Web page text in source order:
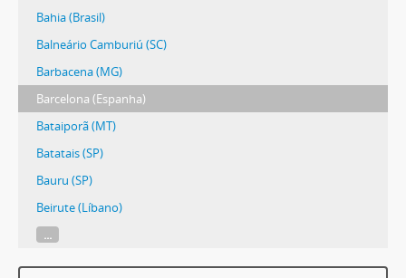
Bahia (Brasil)
Balneário Camburiú (SC)
Barbacena (MG)
Barcelona (Espanha)
Bataiporã (MT)
Batatais (SP)
Bauru (SP)
Beirute (Líbano)
...